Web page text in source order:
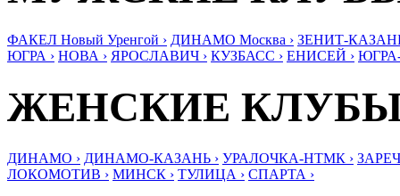
ФАКЕЛ Новый Уренгой › ДИНАМО Москва › ЗЕНИТ-
ЮГРА › НОВА › ЯРОСЛАВИЧ › КУЗБАСС › ЕНИСЕЙ ›
ЖЕНСКИЕ
ДИНАМО › ДИНАМО-КАЗАНЬ › УРАЛОЧКА-НТМК ›
ЛОКОМОТИВ › МИНСК › ТУЛИЦА › СПАРТА ›